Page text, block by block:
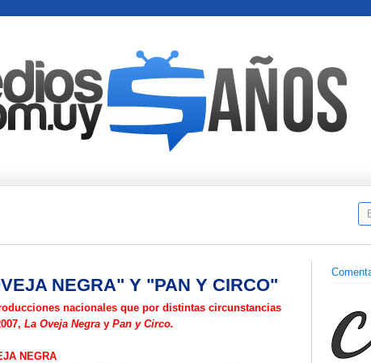
NEGRA" Y "PAN Y CIRCO"
nacionales que por distintas circunstancias
La Oveja Negray Pan y Circo.
NEGRA